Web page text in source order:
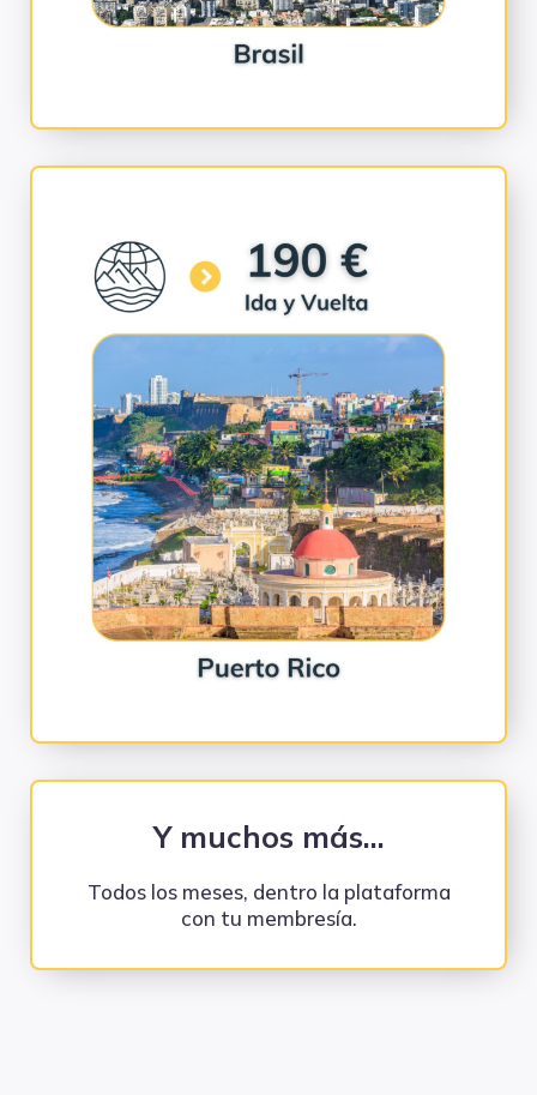
Y muchos más...
Todos los meses, dentro la plataforma
con tu membresía.